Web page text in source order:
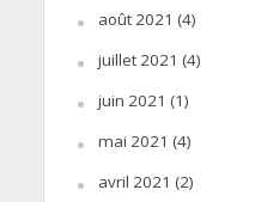
août 2021 (4)
juillet 2021 (4)
juin 2021 (1)
mai 2021 (4)
avril 2021 (2)